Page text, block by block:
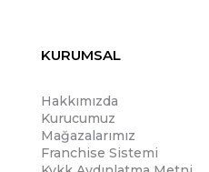
KURUMSAL
Hakkımızda
Kurucumuz
Mağazalarımız
Franchise Sistemi